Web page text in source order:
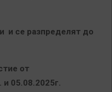
и се разпределят до
от
и 05.08.2025г.